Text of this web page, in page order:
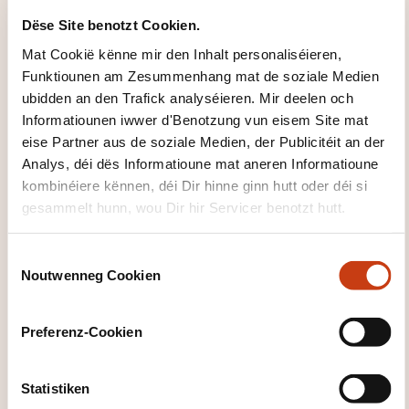
Dëse Site benotzt Cookien.
Mat Cookië kënne mir den Inhalt personaliséieren,
Funktiounen am Zesummenhang mat de soziale Medien
ubidden an den Trafick analyséieren. Mir deelen och
Informatiounen iwwer d'Benotzung vun eisem Site mat
eise Partner aus de soziale Medien, der Publicitéit an der
Analys, déi dës Informatioune mat aneren Informatioune
kombinéiere kënnen, déi Dir hinne ginn hutt oder déi si
gesammelt hunn, wou Dir hir Servicer benotzt hutt.
Noutwenneg Cookien
Preferenz-Cookien
Statistiken
cours@bertrange.lu
+352 26312 340 matin
Méi iwwer den Formatiounsinstitut:
Ministère de l'Éducation nationale, de
l'Enfance et de la Jeunesse
DËS FORMATIOUNE KÉINTEN
EN